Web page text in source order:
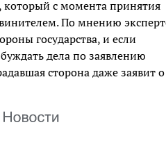
который с момента принятия
По мнению
государства, и если
дела по заявлению
сторона даже заявит о